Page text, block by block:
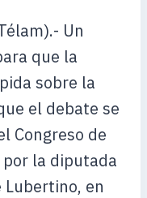
Un
que la
sobre la
el debate se
Congreso de
la diputada
en